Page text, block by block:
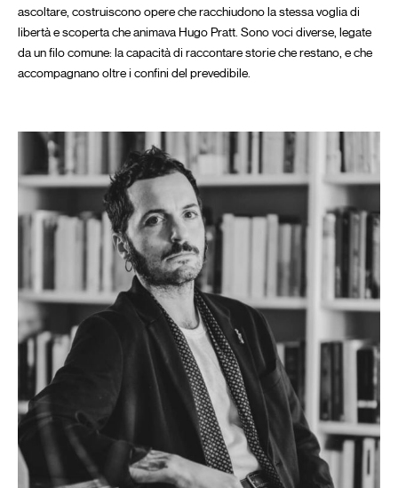
ascoltare, costruiscono opere che racchiudono la stessa voglia di
libertà e scoperta che animava Hugo Pratt. Sono voci diverse, legate
da un filo comune: la capacità di raccontare storie che restano, e che
accompagnano oltre i confini del prevedibile.